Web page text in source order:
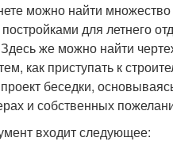
можно найти
для летнего
же можно найти
как приступать к
беседки,
и собственных
входит следующее: